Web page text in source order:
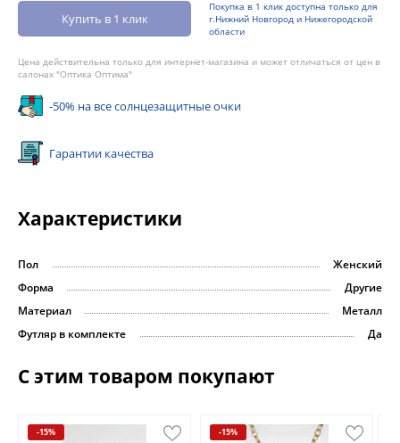
Купить в 1 клик
Покупка в 1 клик доступна только для
г.Нижний Новгород и Нижегородской
области
Цена действительна только для интернет-магазина и может отличаться от цен в
салонах "Оптика Оптима"
-50% на все солнцезащитные очки
Гарантии качества
Характеристики
Пол
Женский
Форма
Другие
Материал
Металл
Футляр в комплекте
Да
С этим товаром покупают
-15% -15%